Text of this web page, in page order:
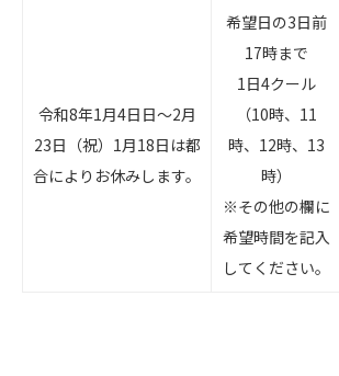
令和8年1月4日日～2月
23日（祝）1月18日は都
合によりお休みします。
希望日の3日前
17時まで
1日4クール
（10時、11
時、12時、13
時）
※その他の欄に
希望時間を記入
してください。